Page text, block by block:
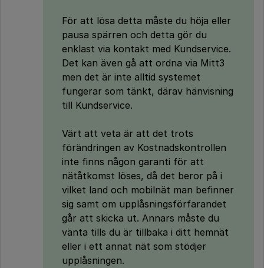
För att lösa detta måste du höja eller
pausa spärren och detta gör du
enklast via kontakt med Kundservice.
Det kan även gå att ordna via Mitt3
men det är inte alltid systemet
fungerar som tänkt, därav hänvisning
till Kundservice.
Värt att veta är att det trots
förändringen av Kostnadskontrollen
inte finns någon garanti för att
nätåtkomst löses, då det beror på i
vilket land och mobilnät man befinner
sig samt om upplåsningsförfarandet
går att skicka ut. Annars måste du
vänta tills du är tillbaka i ditt hemnät
eller i ett annat nät som stödjer
upplåsningen.